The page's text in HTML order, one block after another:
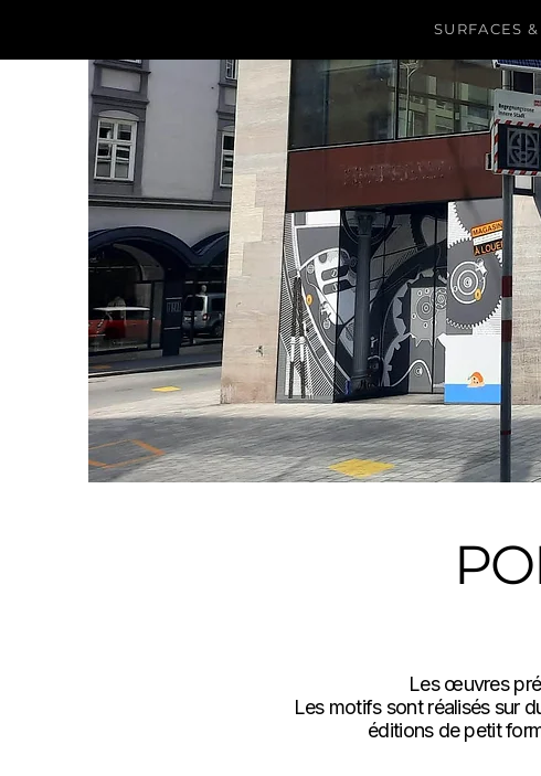
SURFACES
Les œuvres
Les motifs sont réalisés sur
éditions de petit